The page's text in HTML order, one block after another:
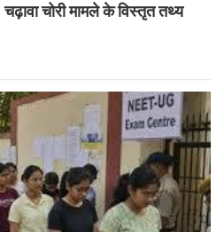
चोरी मामले के विस्तृत तथ्य